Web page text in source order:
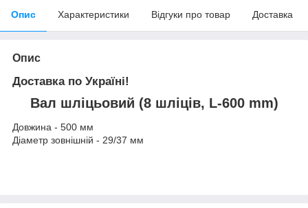
Опис Характеристики Відгуки про товар Доставка
Опис
Доставка по Україні!
Вал шліцьовий (8 шліців, L-600 mm)
Довжина - 500 мм
Діаметр зовнішній - 29/37 мм